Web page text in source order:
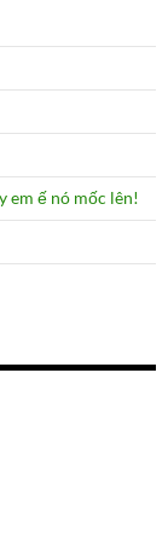
em ế nó mốc lên!